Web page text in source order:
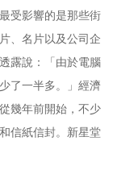
受影響的是那些街
、名片以及公司企
露說：「由於電腦
了一半多。」經濟
幾年前開始，不少
信紙信封。新星堂